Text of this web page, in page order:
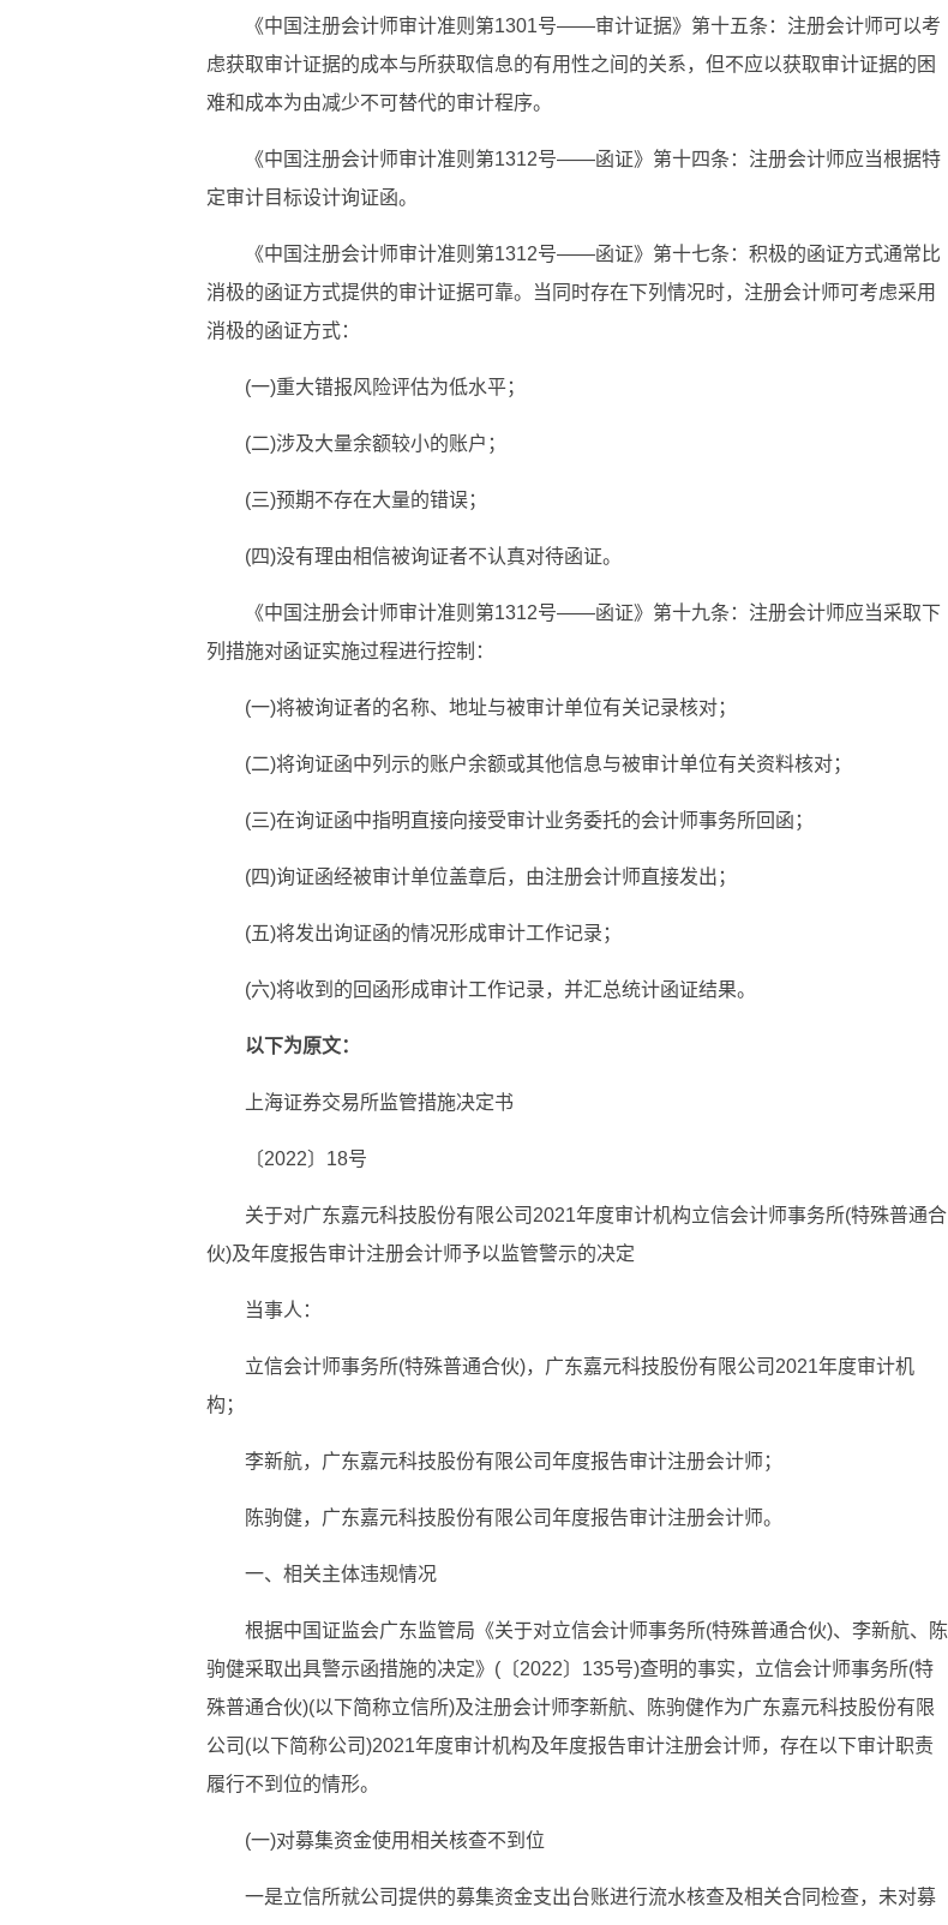
《中国注册会计师审计准则第1301号——审计证据》第十五条：注册会计师可以考
虑获取审计证据的成本与所获取信息的有用性之间的关系，但不应以获取审计证据的困
难和成本为由减少不可替代的审计程序。
《中国注册会计师审计准则第1312号——函证》第十四条：注册会计师应当根据特
定审计目标设计询证函。
《中国注册会计师审计准则第1312号——函证》第十七条：积极的函证方式通常比
消极的函证方式提供的审计证据可靠。当同时存在下列情况时，注册会计师可考虑采用
消极的函证方式：
(一)重大错报风险评估为低水平；
(二)涉及大量余额较小的账户；
(三)预期不存在大量的错误；
(四)没有理由相信被询证者不认真对待函证。
《中国注册会计师审计准则第1312号——函证》第十九条：注册会计师应当采取下
列措施对函证实施过程进行控制：
(一)将被询证者的名称、地址与被审计单位有关记录核对；
(二)将询证函中列示的账户余额或其他信息与被审计单位有关资料核对；
(三)在询证函中指明直接向接受审计业务委托的会计师事务所回函；
(四)询证函经被审计单位盖章后，由注册会计师直接发出；
(五)将发出询证函的情况形成审计工作记录；
(六)将收到的回函形成审计工作记录，并汇总统计函证结果。
以下为原文：
上海证券交易所监管措施决定书
〔2022〕18号
关于对广东嘉元科技股份有限公司2021年度审计机构立信会计师事务所(特殊普通合
伙)及年度报告审计注册会计师予以监管警示的决定
当事人：
立信会计师事务所(特殊普通合伙)，广东嘉元科技股份有限公司2021年度审计机
构；
李新航，广东嘉元科技股份有限公司年度报告审计注册会计师；
陈驹健，广东嘉元科技股份有限公司年度报告审计注册会计师。
一、相关主体违规情况
根据中国证监会广东监管局《关于对立信会计师事务所(特殊普通合伙)、李新航、陈
驹健采取出具警示函措施的决定》(〔2022〕135号)查明的事实，立信会计师事务所(特
殊普通合伙)(以下简称立信所)及注册会计师李新航、陈驹健作为广东嘉元科技股份有限
公司(以下简称公司)2021年度审计机构及年度报告审计注册会计师，存在以下审计职责
履行不到位的情形。
(一)对募集资金使用相关核查不到位
一是立信所就公司提供的募集资金支出台账进行流水核查及相关合同检查，未对募